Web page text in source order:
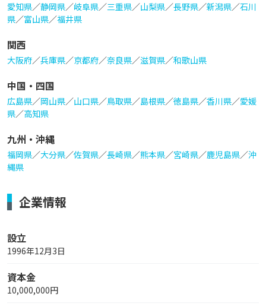
愛知県／静岡県／岐阜県／三重県／山梨県／長野県／新潟県／石川
県／富山県／福井県
関西
大阪府／兵庫県／京都府／奈良県／滋賀県／和歌山県
中国・四国
広島県／岡山県／山口県／鳥取県／島根県／徳島県／香川県／愛媛
県／高知県
九州・沖縄
福岡県／大分県／佐賀県／長崎県／熊本県／宮崎県／鹿児島県／沖
縄県
企業情報
設立
1996年12月3日
資本金
10,000,000円